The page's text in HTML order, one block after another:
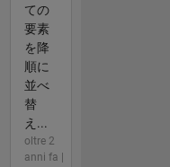
ての
要素
を降
順に
並べ
替
え...
oltre 2
anni fa |